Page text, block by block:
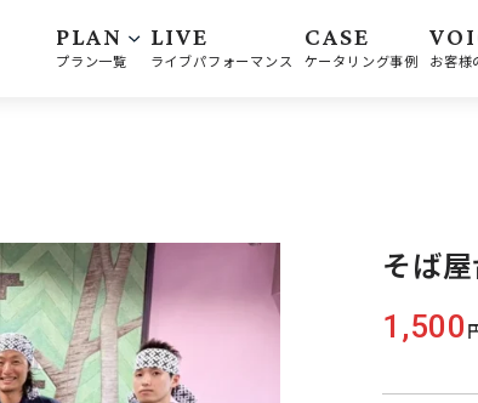
PLAN
プラン一覧
LIVE
ライブパフォーマンス
CASE
ケータリング事例 お客様
そば屋
1,500